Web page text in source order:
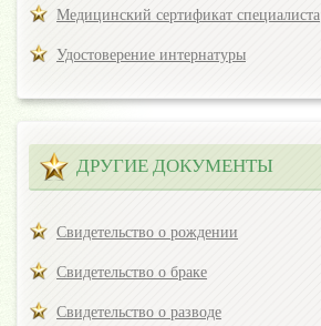
Медицинский сертификат специалиста
Удостоверение интернатуры
ДРУГИЕ ДОКУМЕНТЫ
Свидетельство о рождении
Свидетельство о браке
Свидетельство о разводе